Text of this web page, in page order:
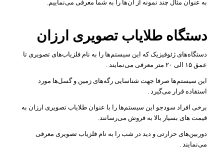
به عنوان مثال چند نمونه از آن‌ها را به شما معرفی می‌نماییم.
دستگاه طلایاب تصویری ارزان
دستگاه‌های ژئوفیزیک که این سیستم‌ها را به نام فلزیاب‌های تصویری تا
عمق ۱۵ الی ۲۰ متر معرفی می‌نمایند .
این سیستم‌ها صرفا جهت شناسایی رگه‌های زمین و گسل‌ها مورد
استفاده قرار می‌گیرد .
برخی افراد سودجو این سیستم‌ها را با عنوان طلایاب تصویری ارزان به
قیمت های بسیار بالا به فروش می‌رسانند.
دوربین‌های حرارتی و دید در شب را به نام فلزیاب تصویری معرفی
می‌نمایند .